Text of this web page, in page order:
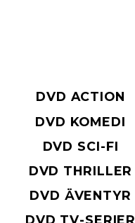
DVD ACTION
DVD KOMEDI
DVD SCI-FI
DVD THRILLER
DVD ÄVENTYR
DVD TV-SERIER